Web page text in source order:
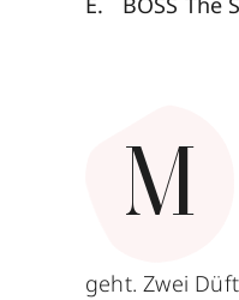
M
geht. Zwei